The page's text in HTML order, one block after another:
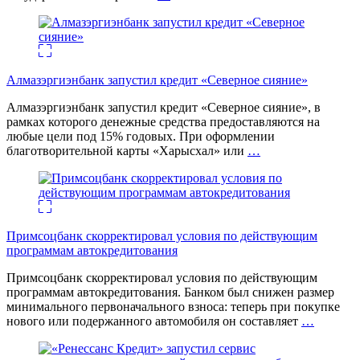
Алмазэргиэнбанк запустил кредит «Северное сияние»
Алмазэргиэнбанк запустил кредит «Северное сияние», в
рамках которого денежные средства предоставляются на
любые цели под 15% годовых. При оформлении
благотворительной карты «Харысхал» или …
Примсоцбанк скорректировал условия по действующим
программам автокредитования
Примсоцбанк скорректировал условия по действующим
программам автокредитования. Банком был снижен размер
минимального первоначального взноса: теперь при покупке
нового или подержанного автомобиля он составляет …